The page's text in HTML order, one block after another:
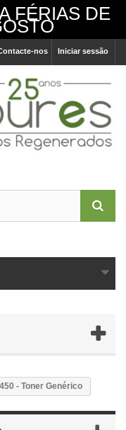
de
experiência de
forma a
anúncios
FÉRIAS DE
Iniciar sessão
nos
- Toner Genérico